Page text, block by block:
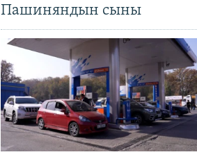
Пашиняндын сыны